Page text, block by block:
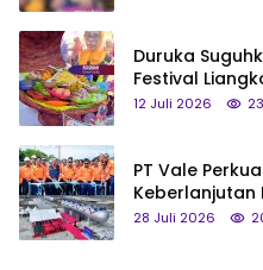
Duruka
Festival
hingga
12 Juli 2026
PT Vale
Keberlanjutan
28 Juli 2026